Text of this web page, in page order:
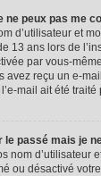
ne peux pas me
d’utilisateur et
13 ans lors de
par vous-
avez reçu un e-
mail ait été
passé mais je
nom d’utilisateur
ou désactivé